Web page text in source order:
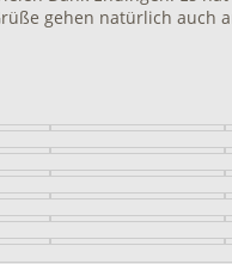
gehen natürlich auch